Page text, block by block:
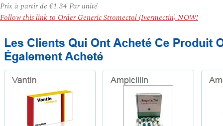
Prix à partir de €1.34 Par unité
Follow this link to Order Generic Stromectol (Ivermectin) NOW!